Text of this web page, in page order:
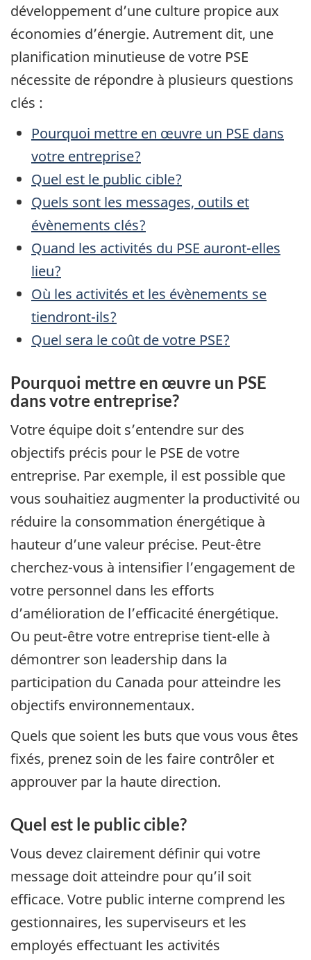
développement d’une culture propice aux
économies d’énergie. Autrement dit, une
planification minutieuse de votre PSE
nécessite de répondre à plusieurs questions
clés :
Pourquoi mettre en œuvre un PSE dans
votre entreprise?
Quel est le public cible?
Quels sont les messages, outils et
évènements clés?
Quand les activités du PSE auront-elles
lieu?
Où les activités et les évènements se
tiendront-ils?
Quel sera le coût de votre PSE?
Pourquoi mettre en œuvre un PSE
dans votre entreprise?
Votre équipe doit s’entendre sur des
objectifs précis pour le PSE de votre
entreprise. Par exemple, il est possible que
vous souhaitiez augmenter la productivité ou
réduire la consommation énergétique à
hauteur d’une valeur précise. Peut-être
cherchez-vous à intensifier l’engagement de
votre personnel dans les efforts
d’amélioration de l’efficacité énergétique.
Ou peut-être votre entreprise tient-elle à
démontrer son leadership dans la
participation du Canada pour atteindre les
objectifs environnementaux.
Quels que soient les buts que vous vous êtes
fixés, prenez soin de les faire contrôler et
approuver par la haute direction.
Quel est le public cible?
Vous devez clairement définir qui votre
message doit atteindre pour qu’il soit
efficace. Votre public interne comprend les
gestionnaires, les superviseurs et les
employés effectuant les activités